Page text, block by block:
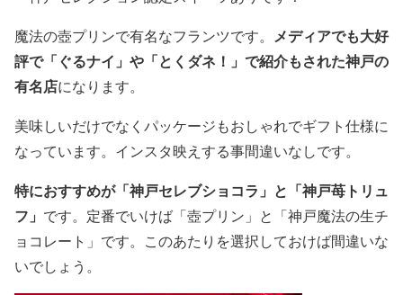
魔法の壺プリンで有名なフランツです。 メディアでも大好
評で「ぐるナイ」や「とくダネ！」で紹介もされた神戸の
有名店になります。
美味しいだけでなくパッケージもおしゃれでギフト仕様に
なっています。インスタ映えする事間違いなしです。
特におすすめが「神戸セレブショコラ」と「神戸苺トリュ
フ」 です。定番でいけば「壺プリン」と「神戸魔法の生チ
ョコレート」です。このあたりを選択しておけば間違いな
いでしょう。